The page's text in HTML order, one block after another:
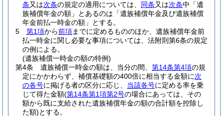
条又は次条の規定の適用については、 同条又は次条中「遺
族補償年金の額」とあるのは「遺族補償年金及び遺族補償
年金前払一時金の額」とする。
5
第1項から前項までに定めるもののほか、遺族補償年金前
払一時金に関し必要な事項については、法附則第6条の規定
の例による。
(遺族補償一時金の額の特例)
第4条
遺族補償一時金の額は、当分の間、 第14条第4項の規
定にかかわらず、補償基礎額の400倍に相当する金額に次
の各号に掲げる者の区分に応じ、 当該各号に定める率を乗
じて得た金額(第14条第1項第2号の場合にあっては、その
額から既に支給された遺族補償年金の額の合計額を控除し
た額)とする。